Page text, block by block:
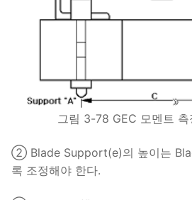
그림 3-78 GEC 모멘트 측
② Blade Support(e)의 높이는
록 조정해야 한다.